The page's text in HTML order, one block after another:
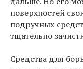
поверхностей
подручных
тщательно
Средства для